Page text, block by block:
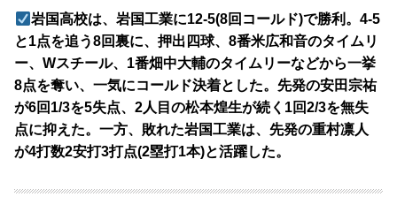
岩国高校は、岩国工業に12-5(8回コールド)で勝利。4-5
と1点を追う8回裏に、押出四球、8番米広和音のタイムリ
ー、Wスチール、1番畑中大輔のタイムリーなどから一挙
8点を奪い、一気にコールド決着とした。先発の安田宗祐
が6回1/3を5失点、2人目の松本煌生が続く1回2/3を無失
点に抑えた。一方、敗れた岩国工業は、先発の重村凛人
が4打数2安打3打点(2塁打1本)と活躍した。